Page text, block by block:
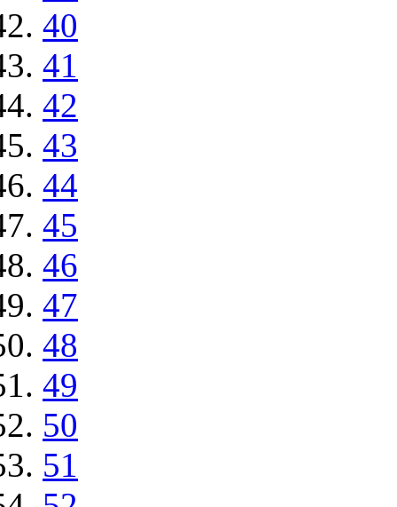
40
41
42
43
44
45
46
47
48
49
50
51